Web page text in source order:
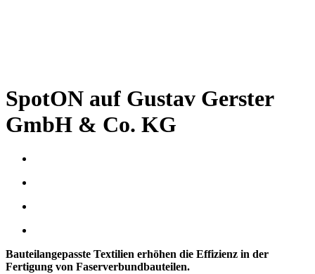
SpotON auf Gustav Gerster
GmbH & Co. KG
Bauteilangepasste Textilien erhöhen die Effizienz in der
Fertigung von Faserverbundbauteilen.